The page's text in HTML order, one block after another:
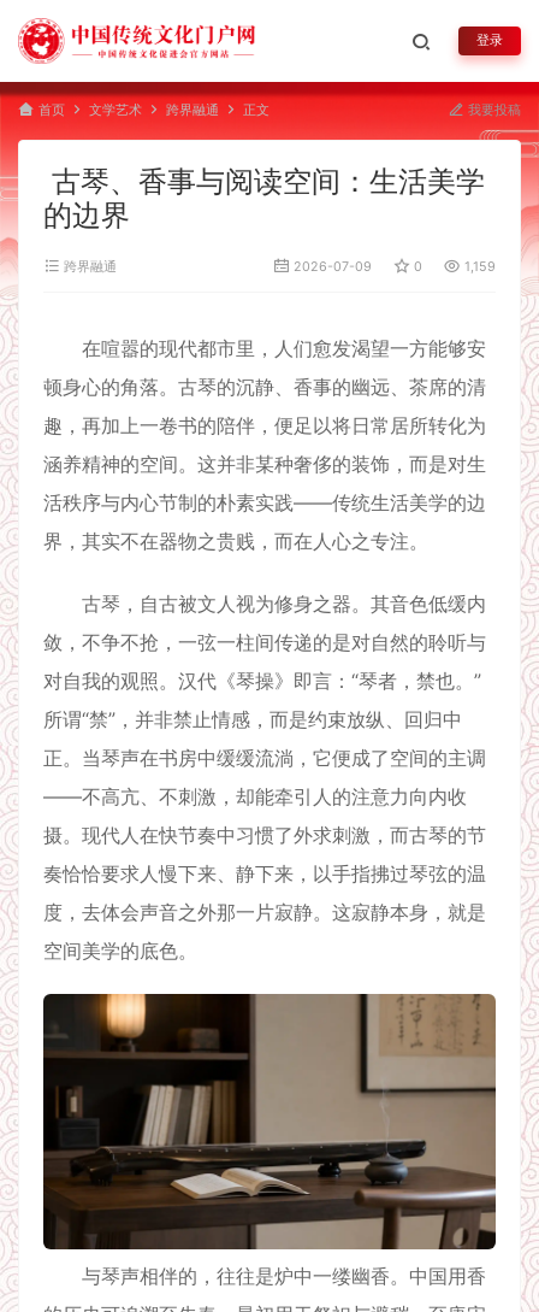
登录
首页 文学艺术 跨界融通 正文 我要投稿
古琴、香事与阅读空间：生活美学
的边界
跨界融通 2026-07-09 0 1,159
在喧嚣的现代都市里，人们愈发渴望一方能够安
顿身心的角落。古琴的沉静、香事的幽远、茶席的清
趣，再加上一卷书的陪伴，便足以将日常居所转化为
涵养精神的空间。这并非某种奢侈的装饰，而是对生
活秩序与内心节制的朴素实践——传统生活美学的边
界，其实不在器物之贵贱，而在人心之专注。
古琴，自古被文人视为修身之器。其音色低缓内
敛，不争不抢，一弦一柱间传递的是对自然的聆听与
对自我的观照。汉代《琴操》即言：“琴者，禁也。”
所谓“禁”，并非禁止情感，而是约束放纵、回归中
正。当琴声在书房中缓缓流淌，它便成了空间的主调
——不高亢、不刺激，却能牵引人的注意力向内收
摄。现代人在快节奏中习惯了外求刺激，而古琴的节
奏恰恰要求人慢下来、静下来，以手指拂过琴弦的温
度，去体会声音之外那一片寂静。这寂静本身，就是
空间美学的底色。
与琴声相伴的，往往是炉中一缕幽香。中国用香